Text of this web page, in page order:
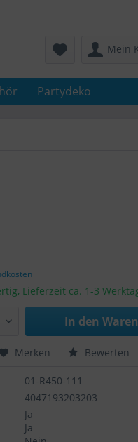
Mein
Partydeko
Lieferzeit ca. 1-3
In den
Merken Bewerten
01-R450-111
4047193203203
Ja
Ja